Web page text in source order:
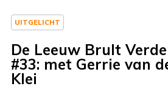
UITGELICHT
De Leeuw Brult
#33: met Gerrie van
Klei